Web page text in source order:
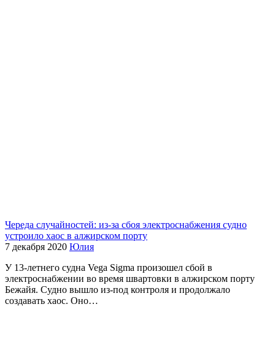
Череда случайностей: из-за сбоя электроснабжения судно
устроило хаос в алжирском порту
7 декабря 2020 Юлия
У 13-летнего судна Vega Sigma произошел сбой в
электроснабжении во время швартовки в алжирском порту
Бежайя. Судно вышло из-под контроля и продолжало
создавать хаос. Оно…